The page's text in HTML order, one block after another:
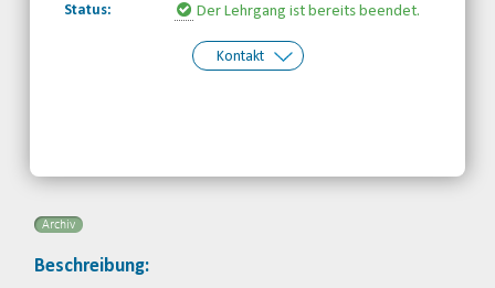
Status: Der Lehrgang ist bereits beendet.
Kontakt
Archiv
Beschreibung: